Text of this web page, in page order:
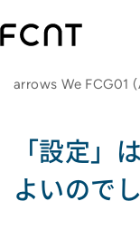
arrows We FCG01
「設定」
よいので